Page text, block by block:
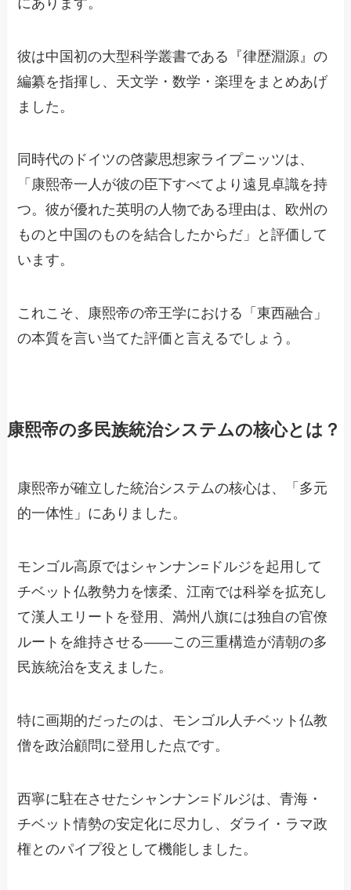
彼は中国初の大型科学叢書である『律歴淵源』の
編纂を指揮し、天文学・数学・楽理をまとめあげ
ました。
同時代のドイツの啓蒙思想家ライプニッツは、
「康熙帝一人が彼の臣下すべてより遠見卓識を持
つ。彼が優れた英明の人物である理由は、欧州の
ものと中国のものを結合したからだ」と評価して
います。
これこそ、康熙帝の帝王学における「東西融合」
の本質を言い当てた評価と言えるでしょう。
康熙帝の多民族統治システムの核心とは？
康熙帝が確立した統治システムの核心は、「多元
的一体性」にありました。
モンゴル高原ではシャンナン=ドルジを起用して
チベット仏教勢力を懐柔、江南では科挙を拡充し
て漢人エリートを登用、満州八旗には独自の官僚
ルートを維持させる——この三重構造が清朝の多
民族統治を支えました。
特に画期的だったのは、モンゴル人チベット仏教
僧を政治顧問に登用した点です。
西寧に駐在させたシャンナン=ドルジは、青海・
チベット情勢の安定化に尽力し、ダライ・ラマ政
権とのパイプ役として機能しました。